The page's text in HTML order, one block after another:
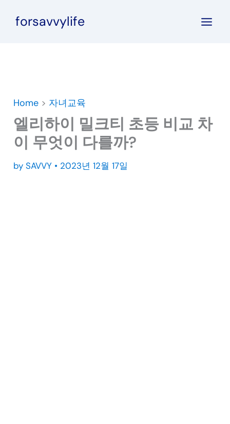
forsavvylife
Home > 자녀교육
엘리하이 밀크티 초등 비교 차
이 무엇이 다를까?
by SAVVY • 2023년 12월 17일